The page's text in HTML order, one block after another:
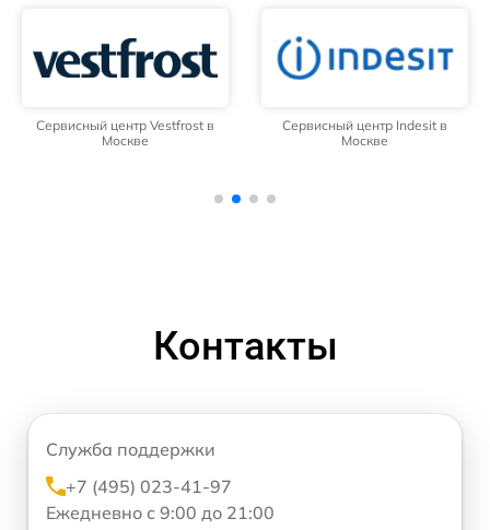
Сервисный центр Vestfrost в
Москве
Сервисный центр Indesit в
Москве
Контакты
Служба поддержки
+7 (495) 023-41-97
Ежедневно с 9:00 до 21:00